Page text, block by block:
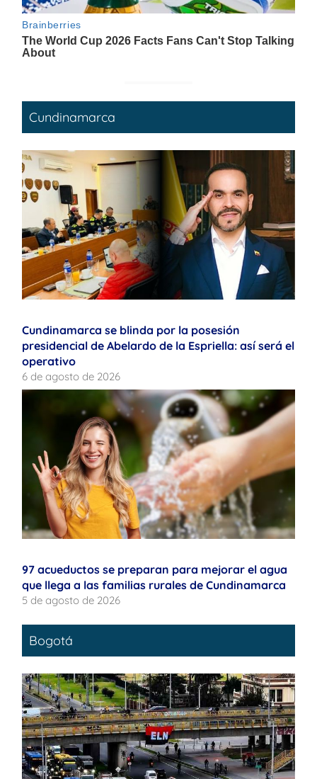
Cundinamarca
Cundinamarca se blinda por la posesión
presidencial de Abelardo de la Espriella: así será el
operativo
6 de agosto de 2026
97 acueductos se preparan para mejorar el agua
que llega a las familias rurales de Cundinamarca
5 de agosto de 2026
Bogotá